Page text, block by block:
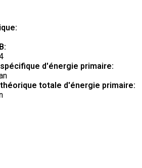
d'énergie primaire:
totale d'énergie primaire: